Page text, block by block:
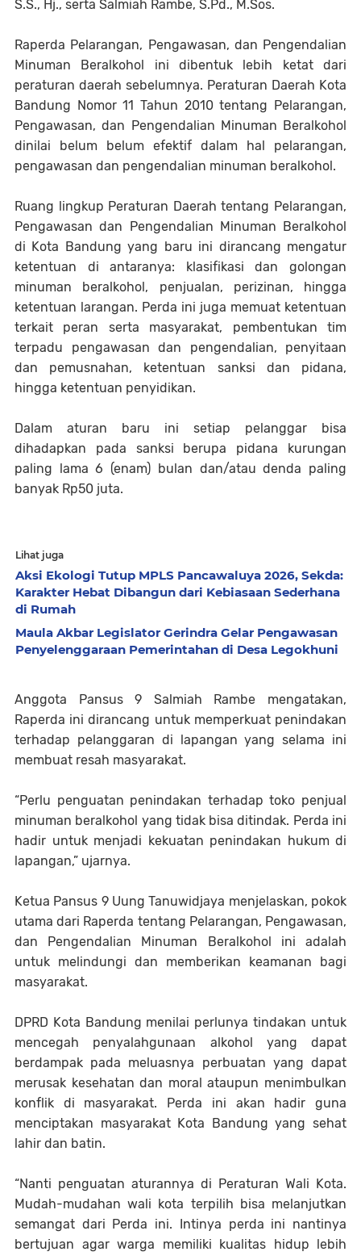
S.S., Hj., serta Salmiah Rambe, S.Pd., M.Sos.
Raperda Pelarangan, Pengawasan, dan Pengendalian
Minuman Beralkohol ini dibentuk lebih ketat dari
peraturan daerah sebelumnya. Peraturan Daerah Kota
Bandung Nomor 11 Tahun 2010 tentang Pelarangan,
Pengawasan, dan Pengendalian Minuman Beralkohol
dinilai belum belum efektif dalam hal pelarangan,
pengawasan dan pengendalian minuman beralkohol.
Ruang lingkup Peraturan Daerah tentang Pelarangan,
Pengawasan dan Pengendalian Minuman Beralkohol
di Kota Bandung yang baru ini dirancang mengatur
ketentuan di antaranya: klasifikasi dan golongan
minuman beralkohol, penjualan, perizinan, hingga
ketentuan larangan. Perda ini juga memuat ketentuan
terkait peran serta masyarakat, pembentukan tim
terpadu pengawasan dan pengendalian, penyitaan
dan pemusnahan, ketentuan sanksi dan pidana,
hingga ketentuan penyidikan.
Dalam aturan baru ini setiap pelanggar bisa
dihadapkan pada sanksi berupa pidana kurungan
paling lama 6 (enam) bulan dan/atau denda paling
banyak Rp50 juta.
Lihat juga
Aksi Ekologi Tutup MPLS Pancawaluya 2026, Sekda:
Karakter Hebat Dibangun dari Kebiasaan Sederhana
di Rumah
Maula Akbar Legislator Gerindra Gelar Pengawasan
Penyelenggaraan Pemerintahan di Desa Legokhuni
Anggota Pansus 9 Salmiah Rambe mengatakan,
Raperda ini dirancang untuk memperkuat penindakan
terhadap pelanggaran di lapangan yang selama ini
membuat resah masyarakat.
“Perlu penguatan penindakan terhadap toko penjual
minuman beralkohol yang tidak bisa ditindak. Perda ini
hadir untuk menjadi kekuatan penindakan hukum di
lapangan,” ujarnya.
Ketua Pansus 9 Uung Tanuwidjaya menjelaskan, pokok
utama dari Raperda tentang Pelarangan, Pengawasan,
dan Pengendalian Minuman Beralkohol ini adalah
untuk melindungi dan memberikan keamanan bagi
masyarakat.
DPRD Kota Bandung menilai perlunya tindakan untuk
mencegah penyalahgunaan alkohol yang dapat
berdampak pada meluasnya perbuatan yang dapat
merusak kesehatan dan moral ataupun menimbulkan
konflik di masyarakat. Perda ini akan hadir guna
menciptakan masyarakat Kota Bandung yang sehat
lahir dan batin.
“Nanti penguatan aturannya di Peraturan Wali Kota.
Mudah-mudahan wali kota terpilih bisa melanjutkan
semangat dari Perda ini. Intinya perda ini nantinya
bertujuan agar warga memiliki kualitas hidup lebih